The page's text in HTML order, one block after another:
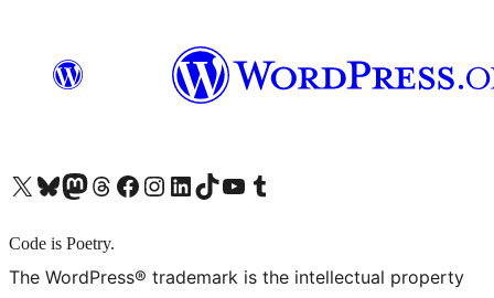
X (旧 Twitter) アカウントへBluesky アカウントへMastodon アカウントへThreads アカウントへ Facebook ページへInstagram アカウントへ LinkedIn アカウントへTikTok アカウントへYouTube チャンネルへ Tumblr アカウントへ
Code is Poetry.
The WordPress® trademark is the intellectual property